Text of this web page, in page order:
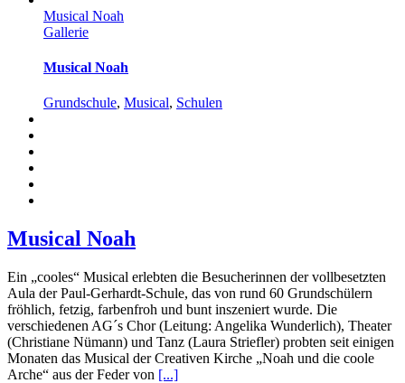
Musical Noah
Gallerie
Musical Noah
Grundschule, Musical, Schulen
Musical Noah
Ein „cooles“ Musical erlebten die Besucherinnen der vollbesetzten
Aula der Paul-Gerhardt-Schule, das von rund 60 Grundschülern
fröhlich, fetzig, farbenfroh und bunt inszeniert wurde. Die
verschiedenen AG´s Chor (Leitung: Angelika Wunderlich), Theater
(Christiane Nümann) und Tanz (Laura Striefler) probten seit einigen
Monaten das Musical der Creativen Kirche „Noah und die coole
Arche“ aus der Feder von [...]